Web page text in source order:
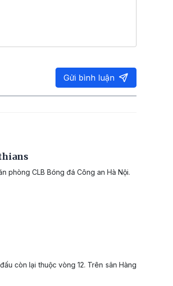
Gửi bình luận
phòng CLB Bóng đá Công an Hà Nội.
còn lại thuộc vòng 12. Trên sân Hàng